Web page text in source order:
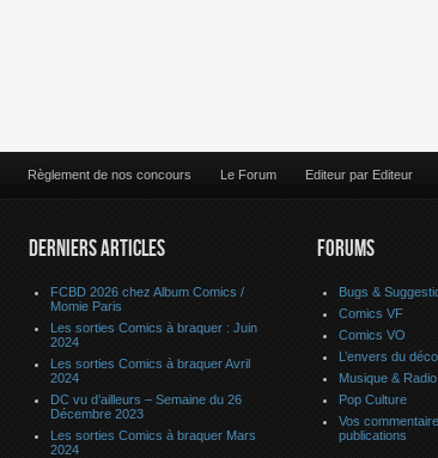
Règlement de nos concours Le Forum Editeur par Editeur
DERNIERS ARTICLES
FCBD 2026 chez Album Comics /
Momie Paris
Les sorties Comics à braquer : Juin
2024
Les sorties Comics à braquer Avril
2024
DC vu d’ailleurs – Semaine du 26
Décembre 2023
Les sorties Comics à braquer Mars
2024
FORUMS
Bugs &
Comics VF
Comics VO
L’envers du
Musique & Radio
Pop Culture
Vos
publications